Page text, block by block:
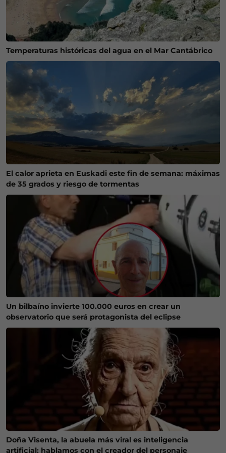
Temperaturas históricas del agua en el Mar Cantábrico
El calor aprieta en Euskadi este fin de semana: máximas
de 35 grados y riesgo de tormentas
Un bilbaíno invierte 100.000 euros en crear un
observatorio que será protagonista del eclipse
Doña Visenta, la abuela más viral es inteligencia
artificial: hablamos con el creador del personaje